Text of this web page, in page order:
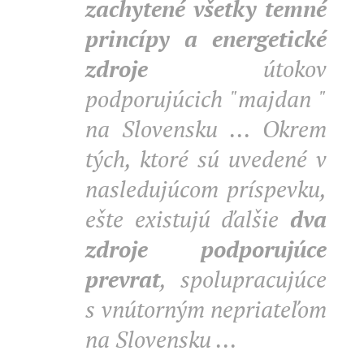
zachytené všetky temné
princípy a energetické
zdroje útokov
podporujúcich "majdan "
na Slovensku ... Okrem
tých, ktoré sú uvedené v
nasledujúcom príspevku,
ešte existujú ďalšie dva
zdroje podporujúce
prevrat, spolupracujúce
s vnútorným nepriateľom
na Slovensku ...